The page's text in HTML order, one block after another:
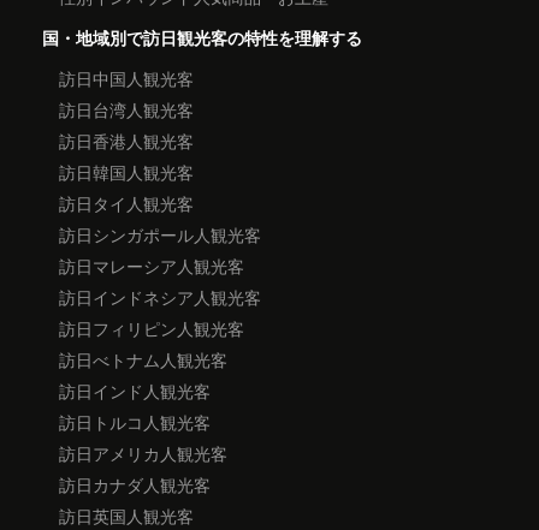
国・地域別で訪日観光客の特性を理解する
訪日中国人観光客
訪日台湾人観光客
訪日香港人観光客
訪日韓国人観光客
訪日タイ人観光客
訪日シンガポール人観光客
訪日マレーシア人観光客
訪日インドネシア人観光客
訪日フィリピン人観光客
訪日べトナム人観光客
訪日インド人観光客
訪日トルコ人観光客
訪日アメリカ人観光客
訪日カナダ人観光客
訪日英国人観光客